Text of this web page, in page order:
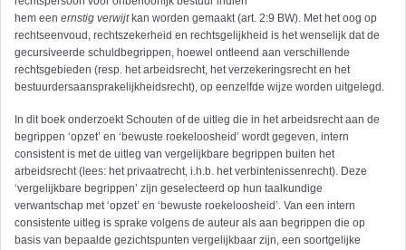
hem een ernstig verwijt kan worden gemaakt (art. 2:9 BW). Met het oog op
rechtseenvoud, rechtszekerheid en rechtsgelijkheid is het wenselijk dat de
gecursiveerde schuldbegrippen, hoewel ontleend aan verschillende
rechtsgebieden (resp. het arbeidsrecht, het verzekeringsrecht en het
bestuurdersaansprakelijkheidsrecht), op eenzelfde wijze worden uitgelegd.
In dit boek onderzoekt Schouten of de uitleg die in het arbeidsrecht aan de
begrippen ‘opzet’ en ‘bewuste roekeloosheid’ wordt gegeven, intern
consistent is met de uitleg van vergelijkbare begrippen buiten het
arbeidsrecht (lees: het privaatrecht, i.h.b. het verbintenissenrecht). Deze
‘vergelijkbare begrippen’ zijn geselecteerd op hun taalkundige
verwantschap met ‘opzet’ en ‘bewuste roekeloosheid’. Van een intern
consistente uitleg is sprake volgens de auteur als aan begrippen die op
basis van bepaalde gezichtspunten vergelijkbaar zijn, een soortgelijke